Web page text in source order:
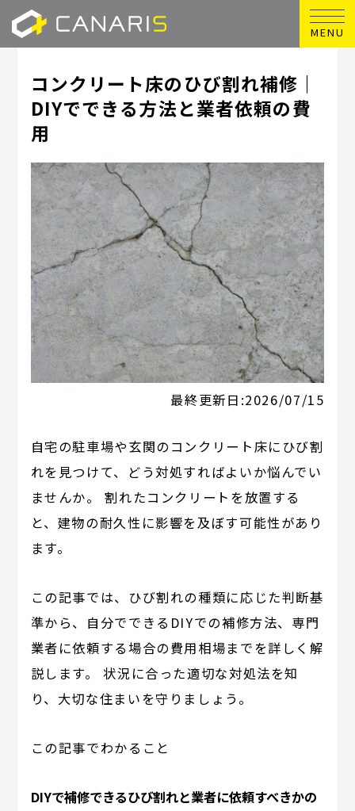
MENU
コンクリート床のひび割れ補修｜
DIYでできる方法と業者依頼の費
用
最終更新日:2026/07/15
自宅の駐車場や玄関のコンクリート床にひび割
れを見つけて、どう対処すればよいか悩んでい
ませんか。 割れたコンクリートを放置する
と、建物の耐久性に影響を及ぼす可能性があり
ます。
この記事では、ひび割れの種類に応じた判断基
準から、自分でできるDIYでの補修方法、専門
業者に依頼する場合の費用相場までを詳しく解
説します。 状況に合った適切な対処法を知
り、大切な住まいを守りましょう。
この記事でわかること
DIYで補修できるひび割れと業者に依頼すべきかの